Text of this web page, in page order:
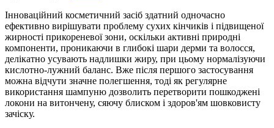
Інноваційний косметичний засіб здатний одночасно
ефективно вирішувати проблему сухих кінчиків і підвищеної
жирності прикореневої зони, оскільки активні природні
компоненти, проникаючи в глибокі шари дерми та волосся,
делікатно усувають надлишки жиру, при цьому нормалізуючи
кислотно-лужний баланс. Вже після першого застосування
можна відчути значне полегшення, тоді як регулярне
використання шампуню дозволить перетворити пошкоджені
локони на витончену, сяючу блиском і здоров'ям шовковисту
зачіску.